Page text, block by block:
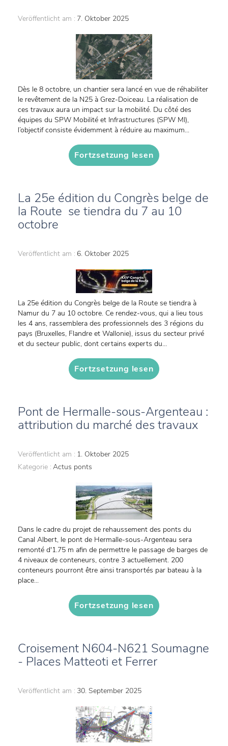
Veröffentlicht am : 7. Oktober 2025
Dès le 8 octobre, un chantier sera lancé en vue de réhabiliter
le revêtement de la N25 à Grez-Doiceau. La réalisation de
ces travaux aura un impact sur la mobilité. Du côté des
équipes du SPW Mobilité et Infrastructures (SPW MI),
l’objectif consiste évidemment à réduire au maximum...
Fortzsetzung lesen
La 25e édition du Congrès belge de
la Route se tiendra du 7 au 10
octobre
Veröffentlicht am : 6. Oktober 2025
La 25e édition du Congrès belge de la Route se tiendra à
Namur du 7 au 10 octobre. Ce rendez-vous, qui a lieu tous
les 4 ans, rassemblera des professionnels des 3 régions du
pays (Bruxelles, Flandre et Wallonie), issus du secteur privé
et du secteur public, dont certains experts du...
Fortzsetzung lesen
Pont de Hermalle-sous-Argenteau :
attribution du marché des travaux
Veröffentlicht am : 1. Oktober 2025
Kategorie : Actus ponts
Dans le cadre du projet de rehaussement des ponts du
Canal Albert, le pont de Hermalle-sous-Argenteau sera
remonté d'1.75 m afin de permettre le passage de barges de
4 niveaux de conteneurs, contre 3 actuellement. 200
conteneurs pourront être ainsi transportés par bateau à la
place...
Fortzsetzung lesen
Croisement N604-N621 Soumagne
- Places Matteoti et Ferrer
Veröffentlicht am : 30. September 2025